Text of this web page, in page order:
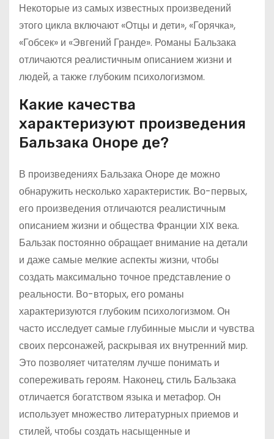
Некоторые из самых известных произведений
этого цикла включают «Отцы и дети», «Горячка»,
«Гобсек» и «Эвгений Гранде». Романы Бальзака
отличаются реалистичным описанием жизни и
людей, а также глубоким психологизмом.
Какие качества
характеризуют произведения
Бальзака Оноре де?
В произведениях Бальзака Оноре де можно
обнаружить несколько характеристик. Во-первых,
его произведения отличаются реалистичным
описанием жизни и общества Франции XIX века.
Бальзак постоянно обращает внимание на детали
и даже самые мелкие аспекты жизни, чтобы
создать максимально точное представление о
реальности. Во-вторых, его романы
характеризуются глубоким психологизмом. Он
часто исследует самые глубинные мысли и чувства
своих персонажей, раскрывая их внутренний мир.
Это позволяет читателям лучше понимать и
сопереживать героям. Наконец, стиль Бальзака
отличается богатством языка и метафор. Он
использует множество литературных приемов и
стилей, чтобы создать насыщенные и